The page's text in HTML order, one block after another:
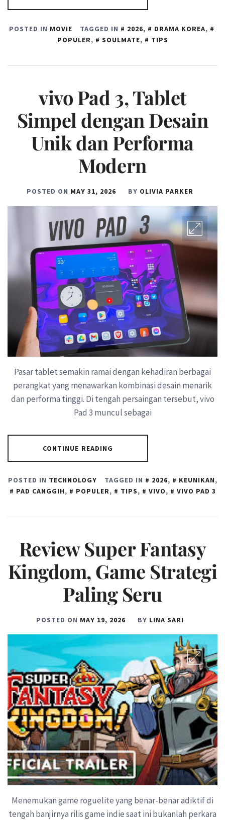
POSTED IN MOVIE TAGGED IN 2026, DRAMA KOREA,
POPULER, SOULMATE, TIPS
vivo Pad 3, Tablet
Simpel dengan Desain
Unik dan Performa
Modern
POSTED ON MAY 31, 2026 BY OLIVIA PARKER
Pasar tablet semakin ramai dengan kehadiran berbagai
perangkat yang menawarkan kombinasi desain menarik
dan performa tinggi. Di tengah persaingan tersebut, vivo
Pad 3 muncul sebagai
CONTINUE READING
POSTED IN TECHNOLOGY TAGGED IN 2026, KEUNIKAN,
PAD CANGGIH, POPULER, TIPS, VIVO, VIVO PAD 3
Review Super Fantasy
Kingdom, Game Strategi
Paling Seru
POSTED ON MAY 19, 2026 BY LINA SARI
Menemukan game roguelite yang benar-benar adiktif di
tengah banjirnya rilis game indie saat ini bukanlah perkara